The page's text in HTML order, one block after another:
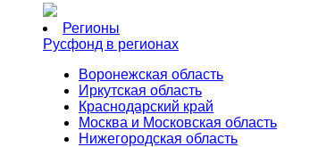
Регионы
Русфонд в регионах
Воронежская область
Иркутская область
Краснодарский край
Москва и Московская область
Нижегородская область